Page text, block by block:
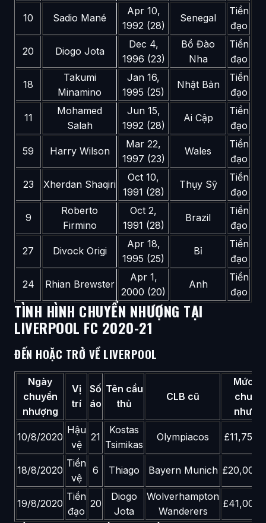
10 Sadio Mané
Apr 10,
1992 (28)
Senegal
Tiền
đạo
20 Diogo Jota
Dec 4,
1996 (23)
Bồ Đào
Nha
Tiền
đạo
18
Takumi
Minamino
Jan 16,
1995 (25)
Nhật Bản
Tiền
đạo
11
Mohamed
Salah
Jun 15,
1992 (28)
Ai Cập
Tiền
đạo
59 Harry Wilson
Mar 22,
1997 (23)
Wales
Tiền
đạo
23 Xherdan Shaqiri
Oct 10,
1991 (28)
Thụy Sỹ
Tiền
đạo
9
Roberto
Firmino
Oct 2,
1991 (28)
Brazil
Tiền
đạo
27 Divock Origi
Apr 18,
1995 (25)
Bỉ
Tiền
đạo
24 Rhian Brewster
Apr 1,
2000 (20)
Anh
Tiền
đạo
TÌNH HÌNH CHUYỂN NHƯỢNG TẠI
LIVERPOOL FC 2020-21
ĐẾN HOẶC TRỞ VỀ LIVERPOOL
Ngày
chuyển
nhượng
Vị
trí
Số
áo
Tên cầu
thủ
CLB cũ
Mức
10/8/2020
Hậu
vệ
21
Kostas
Tsimikas
Olympiacos
18/8/2020
Tiền
vệ
6 Thiago Bayern Munich
19/8/2020
Tiền
đạo
20
Diogo
Jota
Wolverhampton
Wanderers